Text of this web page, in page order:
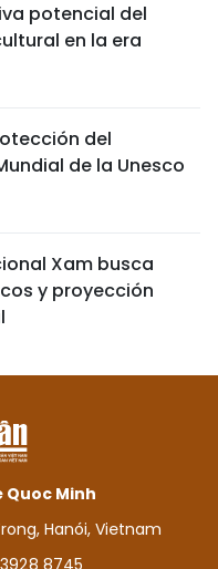
potencial del
en la era
del
de la Unesco
Xam busca
y proyección
Quoc Minh
Hanói, Vietnam